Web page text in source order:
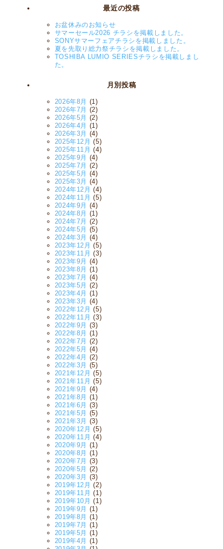
最近の投稿
お盆休みのお知らせ
サマーセール2026 チラシを掲載しました。
SONYサマーフェアチラシを掲載しました。
夏を先取り総力祭チラシを掲載しました。
TOSHIBA LUMIO SERIESチラシを掲載しまし
た。
月別投稿
2026年8月 (1)
2026年7月 (2)
2026年5月 (2)
2026年4月 (1)
2026年3月 (4)
2025年12月 (5)
2025年11月 (4)
2025年9月 (4)
2025年7月 (2)
2025年5月 (4)
2025年3月 (4)
2024年12月 (4)
2024年11月 (5)
2024年9月 (4)
2024年8月 (1)
2024年7月 (2)
2024年5月 (5)
2024年3月 (4)
2023年12月 (5)
2023年11月 (3)
2023年9月 (4)
2023年8月 (1)
2023年7月 (4)
2023年5月 (2)
2023年4月 (1)
2023年3月 (4)
2022年12月 (5)
2022年11月 (3)
2022年9月 (3)
2022年8月 (1)
2022年7月 (2)
2022年5月 (4)
2022年4月 (2)
2022年3月 (5)
2021年12月 (5)
2021年11月 (5)
2021年9月 (4)
2021年8月 (1)
2021年6月 (3)
2021年5月 (5)
2021年3月 (3)
2020年12月 (5)
2020年11月 (4)
2020年9月 (1)
2020年8月 (1)
2020年7月 (3)
2020年5月 (2)
2020年3月 (3)
2019年12月 (2)
2019年11月 (1)
2019年10月 (1)
2019年9月 (1)
2019年8月 (1)
2019年7月 (1)
2019年5月 (1)
2019年4月 (1)